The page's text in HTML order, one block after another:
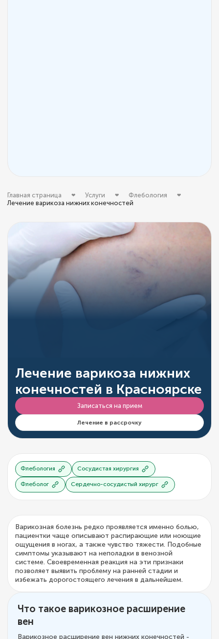
Главная страница Услуги
Флебология
Лечение варикоза нижних конечностей
Лечение варикоза нижних
конечностей в Красноярске
Записаться на прием
Лечение в рассрочку
Флебология Сосудистая хирургия
Флеболог Сердечно-сосудистый хирург
Варикозная болезнь редко проявляется именно болью,
пациентки чаще описывают распирающие или ноющие
ощущения в ногах, а также чувство тяжести. Подобные
симптомы указывают на неполадки в венозной
системе. Своевременная реакция на эти признаки
позволяет выявить проблему на ранней стадии и
избежать дорогостоящего лечения в дальнейшем.
Что такое варикозное расширение
вен
Варикозное расширение вен нижних конечностей -